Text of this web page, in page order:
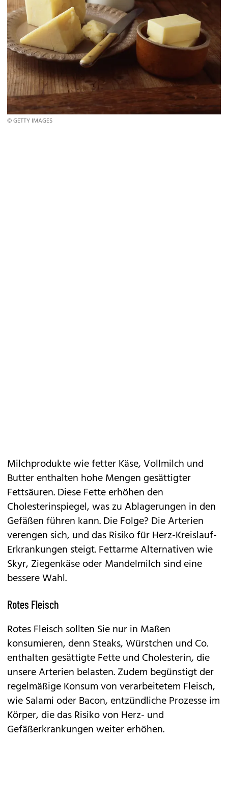
© GETTY IMAGES
Milchprodukte wie fetter Käse, Vollmilch und
Butter enthalten hohe Mengen gesättigter
Fettsäuren. Diese Fette erhöhen den
Cholesterinspiegel, was zu Ablagerungen in den
Gefäßen führen kann. Die Folge? Die Arterien
verengen sich, und das Risiko für Herz-Kreislauf-
Erkrankungen steigt. Fettarme Alternativen wie
Skyr, Ziegenkäse oder Mandelmilch sind eine
bessere Wahl.
Rotes Fleisch
Rotes Fleisch sollten Sie nur in Maßen
konsumieren, denn Steaks, Würstchen und Co.
enthalten gesättigte Fette und Cholesterin, die
unsere Arterien belasten. Zudem begünstigt der
regelmäßige Konsum vonverarbeitetem Fleisch,
wie Salami oder Bacon, entzündliche Prozesse im
Körper, die das Risiko von Herz- und
Gefäßerkrankungen weiter erhöhen.